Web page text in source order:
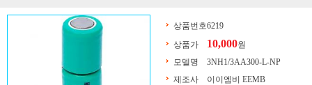
상품번호6219
상품가
10,000원
모델명
3NH1/3AA300-L-NP
제조사
이이엠비 EEMB